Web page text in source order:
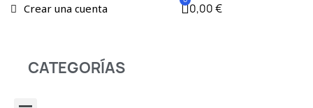
Crear una cuenta 0,00 €
CATEGORÍAS